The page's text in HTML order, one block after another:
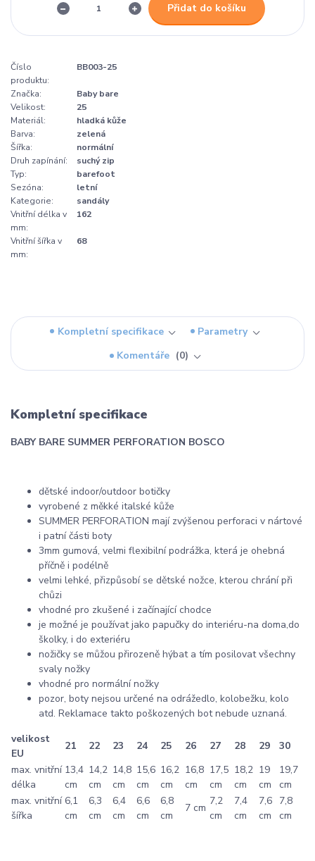
Přidat do košíku
Číslo
produktu:
BB003-25
Značka:
Baby bare
Velikost:
25
Materiál:
hladká kůže
Barva:
zelená
Šířka:
normální
Druh zapínání:
suchý zip
Typ:
barefoot
Sezóna:
letní
Kategorie:
sandály
Vnitřní délka v
mm:
162
Vnitřní šířka v
mm:
68
Kompletní specifikace
Parametry
Komentáře
0
Kompletní specifikace
BABY BARE SUMMER PERFORATION BOSCO
dětské indoor/outdoor botičky
vyrobené z měkké italské kůže
SUMMER PERFORATION mají zvýšenou perforaci v nártové
i patní části boty
3mm gumová, velmi flexibilní podrážka, která je ohebná
příčně i podélně
velmi lehké, přizpůsobí se dětské nožce, kterou chrání při
chůzi
vhodné pro zkušené i začínající chodce
je možné je používat jako papučky do interiéru-na doma,do
školky, i do exteriéru
nožičky se můžou přirozeně hýbat a tím posilovat všechny
svaly nožky
vhodné pro normální nožky
pozor, boty nejsou určené na odrážedlo, kolobežku, kolo
atd. Reklamace takto poškozených bot nebude uznaná.
velikost
EU
21 22 23 24 25 26 27 28 29
30
max. vnitřní
délka
13,4
cm
14,2
cm
14,8
cm
15,6
cm
16,2
cm
16,8
cm
17,5
cm
18,2
cm
19
cm
19,7
cm
max. vnitřní
šířka
6,1
cm
6,3
cm
6,4
cm
6,6
cm
6,8
cm
7 cm
7,2
cm
7,4
cm
7,6
cm
7,8
cm